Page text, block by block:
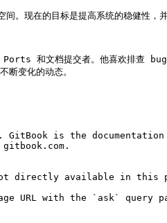
。现在的目标是提高系统的稳健性
和文档提交者。他喜欢排查 bug
断变化的动态。
is the
available in this
URL with the `ask`